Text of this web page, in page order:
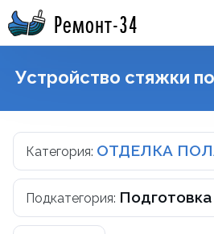
Ремонт-34
Устройство стяжки
Категория: ОТДЕЛКА
Подкатегория: